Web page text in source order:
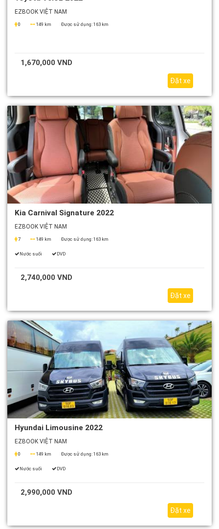
EZBOOK VIỆT NAM
0 149 km Được sử dụng:163 km
1,670,000 VND
Đặt xe
Kia Carnival Signature 2022
EZBOOK VIỆT NAM
7 149 km Được sử dụng:163 km
Nước suối DVD
2,740,000 VND
Đặt xe
Hyundai Limousine 2022
EZBOOK VIỆT NAM
0 149 km Được sử dụng:163 km
Nước suối DVD
2,990,000 VND
Đặt xe